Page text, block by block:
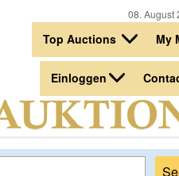
08.
Top Auctions My
Einloggen